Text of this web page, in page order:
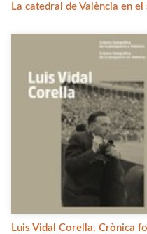
La catedral de València en
Luis Vidal Corella. Crònica